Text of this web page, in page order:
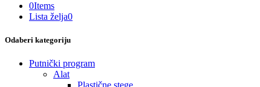
0Items
Lista želja0
Odaberi kategoriju
Putnički program
Alat